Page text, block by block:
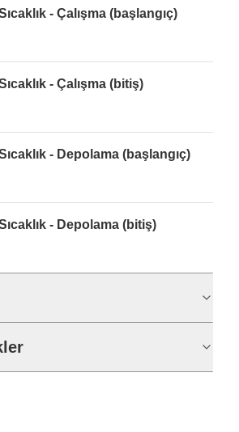
- Çalışma (başlangıç)
- Çalışma (bitiş)
- Depolama (başlangıç)
- Depolama (bitiş)